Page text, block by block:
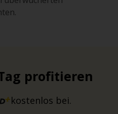
profitieren
kostenlos bei.